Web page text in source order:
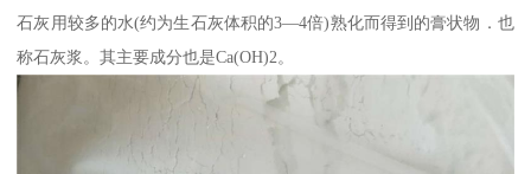
石灰用较多的水(约为生石灰体积的3—4倍)熟化而得到的膏状物．也
称石灰浆。其主要成分也是Ca(OH)2。